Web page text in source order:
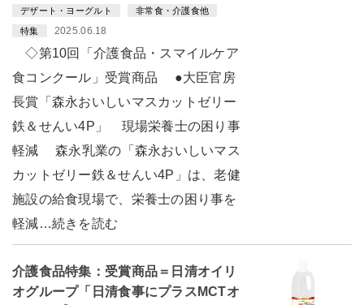
デザート・ヨーグルト 非常食・介護食他
特集 2025.06.18
◇第10回「介護食品・スマイルケア
食コンクール」受賞商品 ●大臣官房
長賞「森永おいしいマスカットゼリー
鉄＆せんい4P」 現場栄養士の困り事
軽減 森永乳業の「森永おいしいマス
カットゼリー鉄＆せんい4P」は、老健
施設の給食現場で、栄養士の困り事を
軽減…続きを読む
介護食品特集：受賞商品＝日清オイリ
オグループ「日清食事にプラスMCTオ